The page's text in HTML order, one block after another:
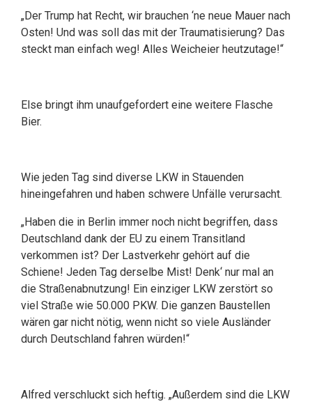
„Der Trump hat Recht, wir brauchen ‘ne neue Mauer nach
Osten! Und was soll das mit der Traumatisierung? Das
steckt man einfach weg! Alles Weicheier heutzutage!“
Else bringt ihm unaufgefordert eine weitere Flasche
Bier.
Wie jeden Tag sind diverse LKW in Stauenden
hineingefahren und haben schwere Unfälle verursacht.
„Haben die in Berlin immer noch nicht begriffen, dass
Deutschland dank der EU zu einem Transitland
verkommen ist? Der Lastverkehr gehört auf die
Schiene! Jeden Tag derselbe Mist! Denk‘ nur mal an
die Straßenabnutzung! Ein einziger LKW zerstört so
viel Straße wie 50.000 PKW. Die ganzen Baustellen
wären gar nicht nötig, wenn nicht so viele Ausländer
durch Deutschland fahren würden!“
Alfred verschluckt sich heftig. „Außerdem sind die LKW